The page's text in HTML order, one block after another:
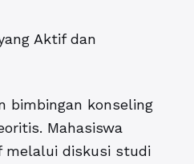
Aktif dan
bimbingan konseling
Mahasiswa
melalui diskusi studi